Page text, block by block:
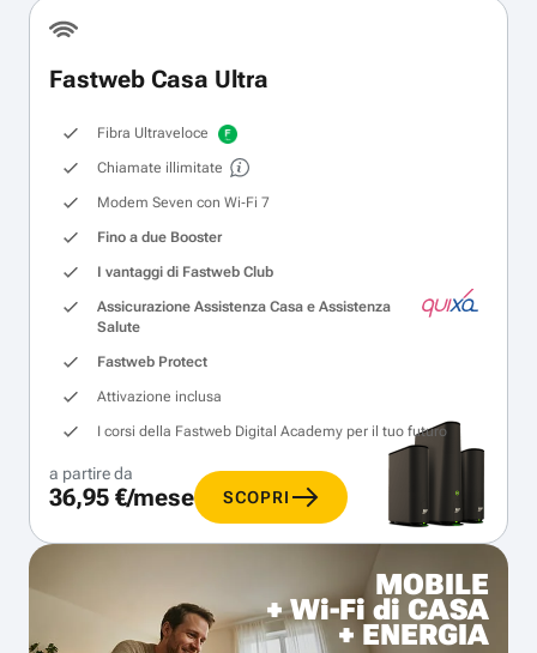
Fastweb Casa Ultra
Fibra Ultraveloce
Chiamate illimitate
Modem Seven con Wi‑Fi 7
Fino a due Booster
I vantaggi di Fastweb Club
Assicurazione Assistenza Casa e Assistenza
Salute
Fastweb Protect
Attivazione inclusa
I corsi della Fastweb Digital Academy per il tuo futuro
a partire da
36,95 €/mese SCOPRI
MOBILE
+ Wi-Fi di CASA
+ ENERGIA